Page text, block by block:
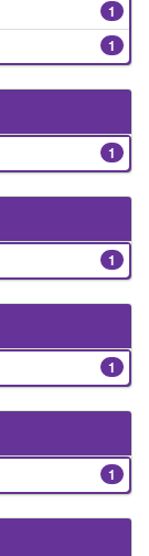
1
1
1
1
1
1